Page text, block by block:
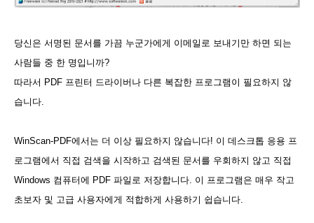
당신은 서명된 문서를 가끔 누군가에게 이메일로 보내기만 하면 되는
사람들 중 한 명입니까?
따라서 PDF 프린터 드라이버나 다른 복잡한 프로그램이 필요하지 않
습니다.
WinScan-PDF에서는 더 이상 필요하지 않습니다! 이 데스크톱 응용 프
로그램에서 직접 검색을 시작하고 검색된 문서를 우회하지 않고 직접
Windows 컴퓨터에 PDF 파일로 저장합니다. 이 프로그램은 매우 작고
초보자 및 고급 사용자에게 적합하게 사용하기 쉽습니다.